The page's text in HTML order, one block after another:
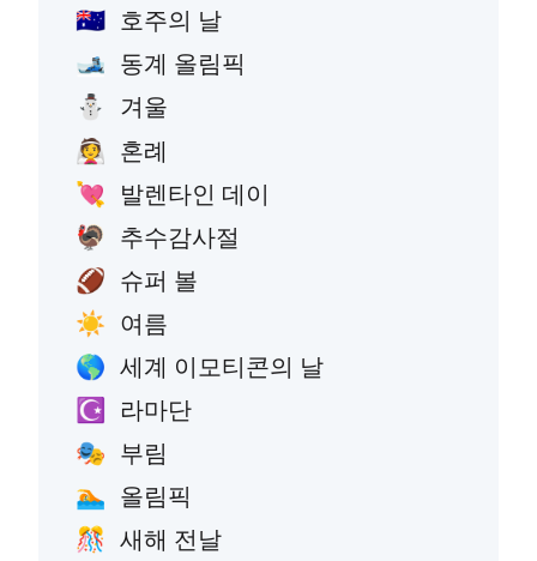
🇦🇺 호주의 날
🎿 동계 올림픽
⛄ 겨울
👰 혼례
💘 발렌타인 데이
🦃 추수감사절
🏈 슈퍼 볼
☀️ 여름
🌎 세계 이모티콘의 날
☪️ 라마단
🎭 부림
🏊 올림픽
🎊 새해 전날